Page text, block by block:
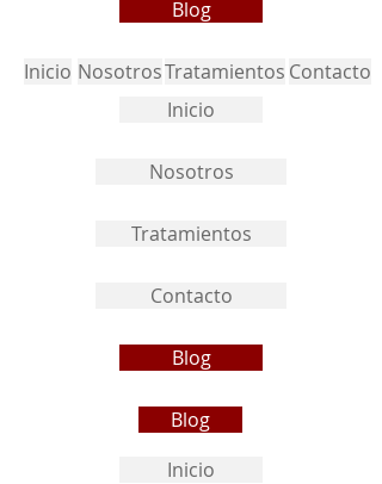
Blog
Inicio NosotrosTratamientos Contacto
Inicio
Nosotros
Tratamientos
Contacto
Blog
Blog
Inicio